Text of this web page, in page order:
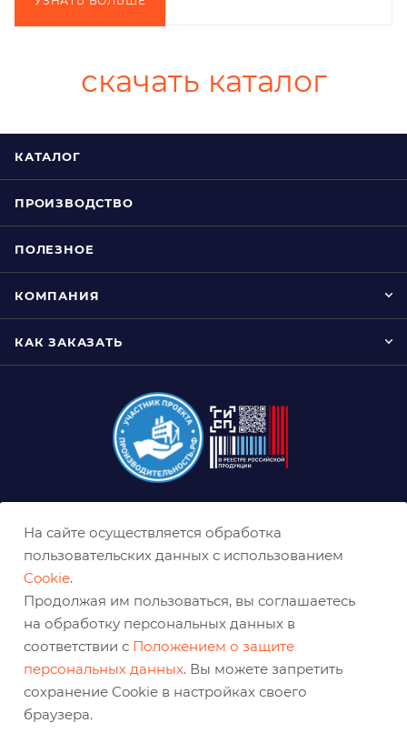
скачать каталог
КАТАЛОГ
ПРОИЗВОДСТВО
ПОЛЕЗНОЕ
КОМПАНИЯ
КАК ЗАКАЗАТЬ
ekb@belabraziv.ru
На сайте осуществляется обработка
пользовательских данных с использованием
Cookie.
Продолжая им пользоваться, вы соглашаетесь
на обработку персональных данных в
соответствии с Положением о защите
персональных данных. Вы можете запретить
сохранение Cookie в настройках своего
браузера.